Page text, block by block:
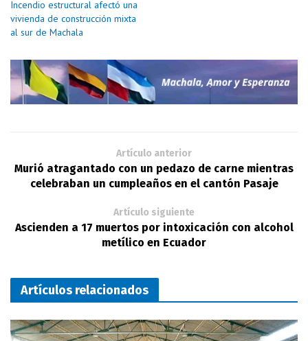
Incendio estructural afectó una
vivienda de construcción mixta
al sur de Machala
Artículo anterior
Murió atragantado con un pedazo de carne mientras
celebraban un cumpleaños en el cantón Pasaje
Artículo siguiente
Ascienden a 17 muertos por intoxicación con alcohol
metílico en Ecuador
Artículos relacionados